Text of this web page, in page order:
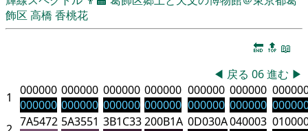
飾区 高橋 香桃花
🔚 🔝 📖
◀ 戻る 06進む ▶
1
000000
000000
000000
000000
000000
000000
000000
000000
000000
000000
000000
000000
7A5472 5A3551 3B1C33200B1A 0D030A040003